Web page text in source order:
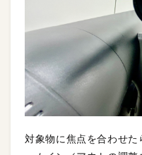
対象物に焦点を合わせ